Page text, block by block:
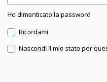
Ho dimenticato la password
Ricordami
Nascondi il mio stato per